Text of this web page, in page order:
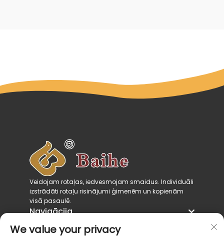
Veidojam rotaļas, iedvesmojam smaidus. Individuāli
izstrādāti rotaļu risinājumi ģimenēm un kopienām
visā pasaulē.
Navigācija
Produkta kategorijas
Sazinies ar mums
We value your privacy